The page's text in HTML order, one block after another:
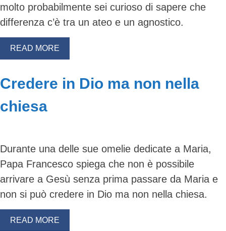
molto probabilmente sei curioso di sapere che
differenza c’è tra un ateo e un agnostico.
READ MORE
Credere in Dio ma non nella
chiesa
Durante una delle sue omelie dedicate a Maria,
Papa Francesco spiega che non è possibile
arrivare a Gesù senza prima passare da Maria e
non si può credere in Dio ma non nella chiesa.
READ MORE